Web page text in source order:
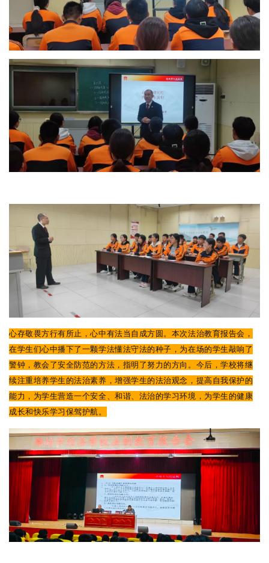
心存敬畏方行有所止，心中有法当自成方圆。本次法治教育报告会，
在学生们心中播下了一颗学法懂法守法的种子，为在场的学生敲响了
警钟，教会了安全防范的方法，指明了努力的方向。今后，学校将继
续注重培养学生的法治素养，增强学生的法治观念，提高自我保护的
能力，为学生营造一个安全、和谐、法治的学习环境，为学生的健康
成长和快乐学习保驾护航。